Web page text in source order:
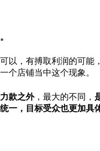
以，有搏取利润的可
个店铺当中这个现象。
款之外，最大的不同，
一，目标受众也更加具